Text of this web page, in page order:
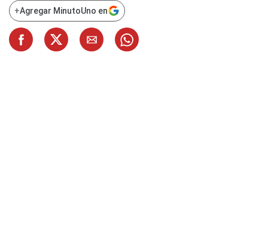
+Agregar MinutoUno en